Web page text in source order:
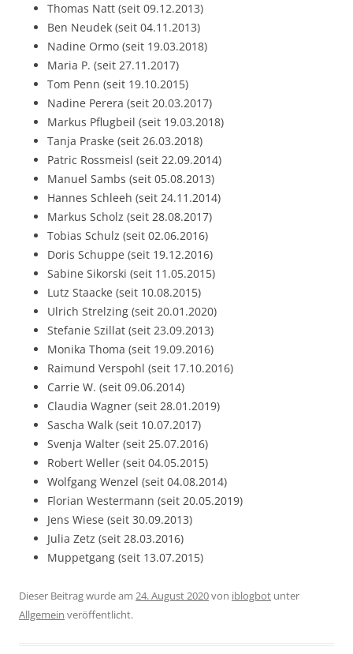
Thomas Natt (seit 09.12.2013)
Ben Neudek (seit 04.11.2013)
Nadine Ormo (seit 19.03.2018)
Maria P. (seit 27.11.2017)
Tom Penn (seit 19.10.2015)
Nadine Perera (seit 20.03.2017)
Markus Pflugbeil (seit 19.03.2018)
Tanja Praske (seit 26.03.2018)
Patric Rossmeisl (seit 22.09.2014)
Manuel Sambs (seit 05.08.2013)
Hannes Schleeh (seit 24.11.2014)
Markus Scholz (seit 28.08.2017)
Tobias Schulz (seit 02.06.2016)
Doris Schuppe (seit 19.12.2016)
Sabine Sikorski (seit 11.05.2015)
Lutz Staacke (seit 10.08.2015)
Ulrich Strelzing (seit 20.01.2020)
Stefanie Szillat (seit 23.09.2013)
Monika Thoma (seit 19.09.2016)
Raimund Verspohl (seit 17.10.2016)
Carrie W. (seit 09.06.2014)
Claudia Wagner (seit 28.01.2019)
Sascha Walk (seit 10.07.2017)
Svenja Walter (seit 25.07.2016)
Robert Weller (seit 04.05.2015)
Wolfgang Wenzel (seit 04.08.2014)
Florian Westermann (seit 20.05.2019)
Jens Wiese (seit 30.09.2013)
Julia Zetz (seit 28.03.2016)
Muppetgang (seit 13.07.2015)
Dieser Beitrag wurde am 24. August 2020von iblogbot unter
Allgemein veröffentlicht.